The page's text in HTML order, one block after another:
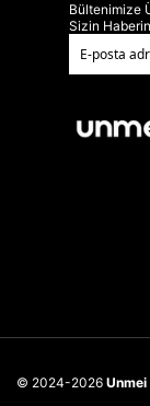
Bültenimize
Sizin
© 2024-2026 Unmei